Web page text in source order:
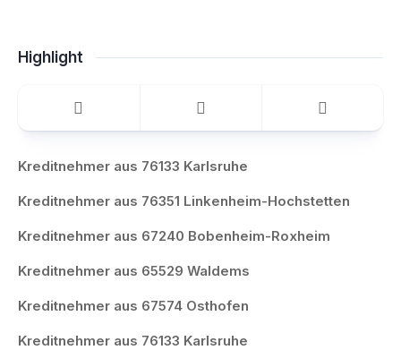
Highlight
Kreditnehmer aus 76133 Karlsruhe
Kreditnehmer aus 76351 Linkenheim-Hochstetten
Kreditnehmer aus 67240 Bobenheim-Roxheim
Kreditnehmer aus 65529 Waldems
Kreditnehmer aus 67574 Osthofen
Kreditnehmer aus 76133 Karlsruhe